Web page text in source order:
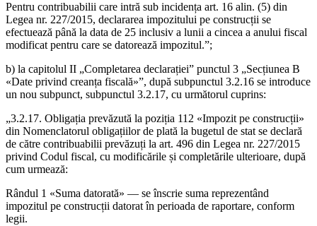
Pentru contribuabilii care intră sub incidența art. 16 alin. (5) din
Legea nr. 227/2015, declararea impozitului pe construcții se
efectuează până la data de 25 inclusiv a lunii a cincea a anului fiscal
modificat pentru care se datorează impozitul.”;
b) la capitolul II „Completarea declarației” punctul 3 „Secțiunea B
«Date privind creanța fiscală»”, după subpunctul 3.2.16 se introduce
un nou subpunct, subpunctul 3.2.17, cu următorul cuprins:
„3.2.17. Obligația prevăzută la poziția 112 «Impozit pe construcții»
din Nomenclatorul obligațiilor de plată la bugetul de stat se declară
de către contribuabilii prevăzuți la art. 496 din Legea nr. 227/2015
privind Codul fiscal, cu modificările și completările ulterioare, după
cum urmează:
Rândul 1 «Suma datorată» — se înscrie suma reprezentând
impozitul pe construcții datorat în perioada de raportare, conform
legii.